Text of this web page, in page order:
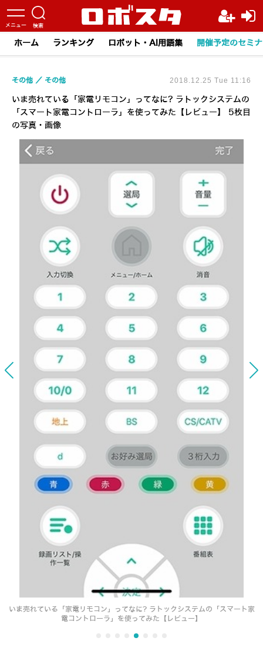
ホーム ランキング ロボット・AI用語集 開催予定のセミ
いま売れている「家電リモコン」ってなに? ラトックシステムの
「スマート家電コントローラ」を使ってみた【レビュー】 5枚目
の写真・画像
その他 その他 2018.12.25 Tue 11:16
いま売れている「家電リモコン」ってなに? ラトックシステムの「スマート家
電コントローラ」を使ってみた【レビュー】